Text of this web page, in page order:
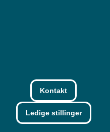
Kontakt
Ledige stillinger